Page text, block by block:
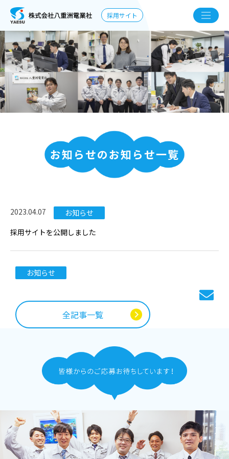
採用サイト
お知らせのお知らせ一覧
2023.04.07
お知らせ
採用サイトを公開しました
お知らせ
全記事一覧